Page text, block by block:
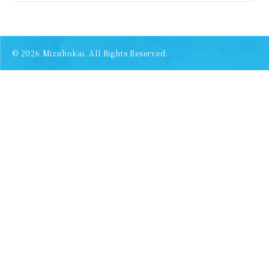
© 2026 Mizuhokai. All Rights Reserved.